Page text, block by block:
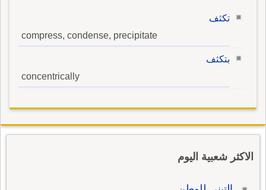
تكثف
compress, condense, precipitate
بتكثف
concentrically
الاكثر شعبية اليوم